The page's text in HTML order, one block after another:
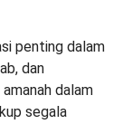
penting dalam
dan
dalam
segala